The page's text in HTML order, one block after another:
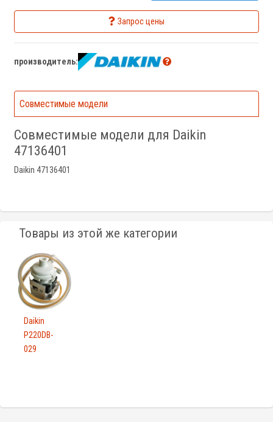
Запрос цены
производитель:
Совместимые модели
Совместимые модели для Daikin
47136401
Daikin 47136401
Товары из этой же категории
Daikin
P220DB-
029